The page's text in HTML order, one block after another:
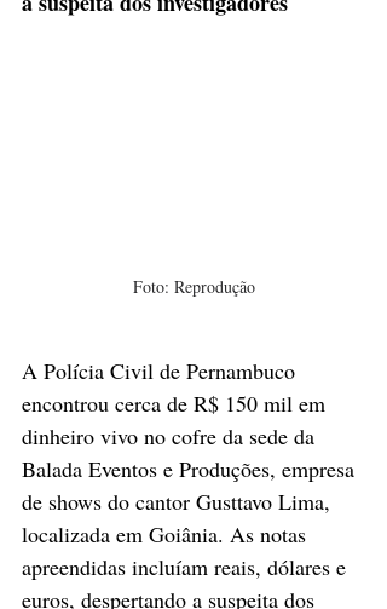
Foto: Reprodução
A Polícia Civil de Pernambuco
encontrou cerca de R$ 150 mil em
dinheiro vivo no cofre da sede da
Balada Eventos e Produções, empresa
de shows do cantor Gusttavo Lima,
localizada em Goiânia. As notas
apreendidas incluíam reais, dólares e
euros, despertando a suspeita dos